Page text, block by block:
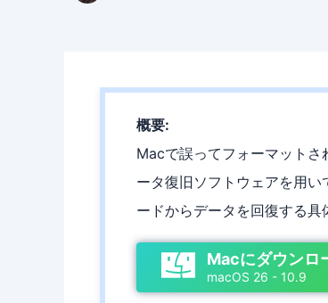
概要:
Macで誤ってフォーマット
ータ復旧ソフトウェアを用
ードからデータを回復する具
Macにダウンロ
macOS 26 - 10.9